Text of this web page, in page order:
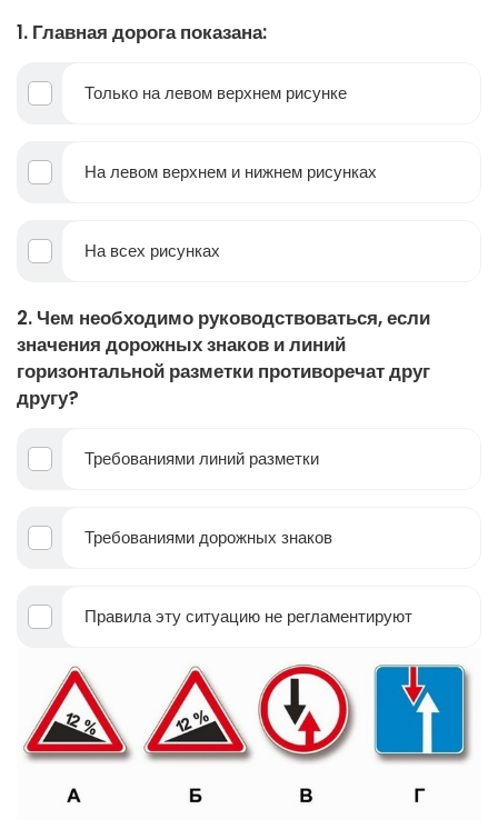
1. Главная дорога показана:
Только на левом верхнем рисунке
На левом верхнем и нижнем рисунках
На всех рисунках
2. Чем необходимо руководствоваться, если
значения дорожных знаков и линий
горизонтальной разметки противоречат друг
другу?
Требованиями линий разметки
Требованиями дорожных знаков
Правила эту ситуацию не регламентируют